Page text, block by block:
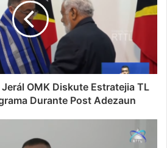
OMK Diskute Estratejia TL
Durante Post Adezaun